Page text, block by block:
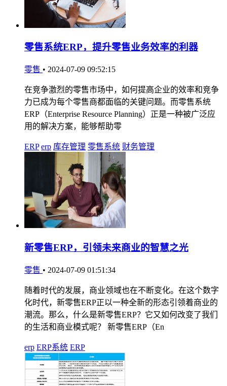
零售系统ERP，提升零售业务效率的利器
零售 • 2024-07-09 09:52:15
在竞争激烈的零售市场中，如何提高企业的效率和竞争
力已成为每个零售商都面临的关键问题。而零售系统
ERP（Enterprise Resource Planning）正是一种被广泛应
用的解决方案，能够帮助零
ERP erp 库存管理 零售系统 财务管理
新零售ERP，引领未来商业的智慧之光
零售 • 2024-07-09 01:51:34
随着时代的发展，商业领域也在不断变化。在这个数字
化时代，新零售ERP正以一种全新的形态引领着商业的
潮流。那么，什么是新零售ERP？它又如何改变了我们
的生活和商业模式呢？ 新零售ERP（En
erp ERP系统 ERP